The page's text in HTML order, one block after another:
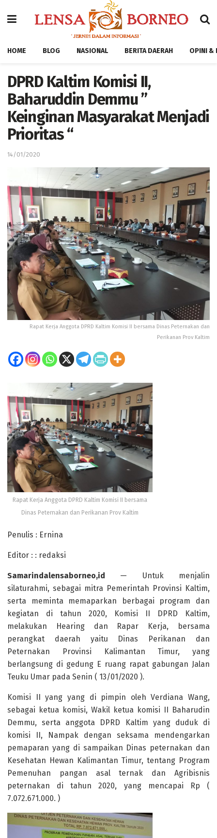
HOME BLOG NASIONAL BERITA DAERAH OPINI &
DPRD Kaltim Komisi II,
Baharuddin Demmu ”
Keinginan Masyarakat Menjadi
Prioritas “
14/01/2020
Rapat Kerja Anggota DPRD Kaltim Komisi II bersama Dinas Peternakan dan
Perikanan Prov Kaltim
Rapat Kerja Anggota DPRD Kaltim Komisi II bersama
Dinas Peternakan dan Perikanan Prov Kaltim
Penulis : Ernina
Editor : : redaksi
Samarindalensaborneo,id — Untuk menjalin
silaturahmi, sebagai mitra Pemerintah Provinsi Kaltim,
serta meminta memaparkan berbagai program dan
kegiatan di tahun 2020, Komisi II DPRD Kaltim,
melakukan Hearing dan Rapar Kerja, bersama
perangkat daerah yaitu Dinas Perikanan dan
Peternakan Provinsi Kalimantan Timur, yang
berlangsung di gedung E ruang rapat gabungan Jalan
Teuku Umar pada Senin ( 13/01/2020 ).
Komisi II yang yang di pimpin oleh Verdiana Wang,
sebagai ketua komisi, Wakil ketua komisi II Baharudin
Demmu, serta anggota DPRD Kaltim yang duduk di
komisi II, Nampak dengan seksama mendengarkan
pemaparan yang di sampaikan Dinas peternakan dan
Kesehatan Hewan Kalimantan Timur, tentang Program
Pemenuhan pangan asal ternak dan Agribisnis
peternakan di tahun 2020, yang mencapai Rp (
7.072.671.000. )